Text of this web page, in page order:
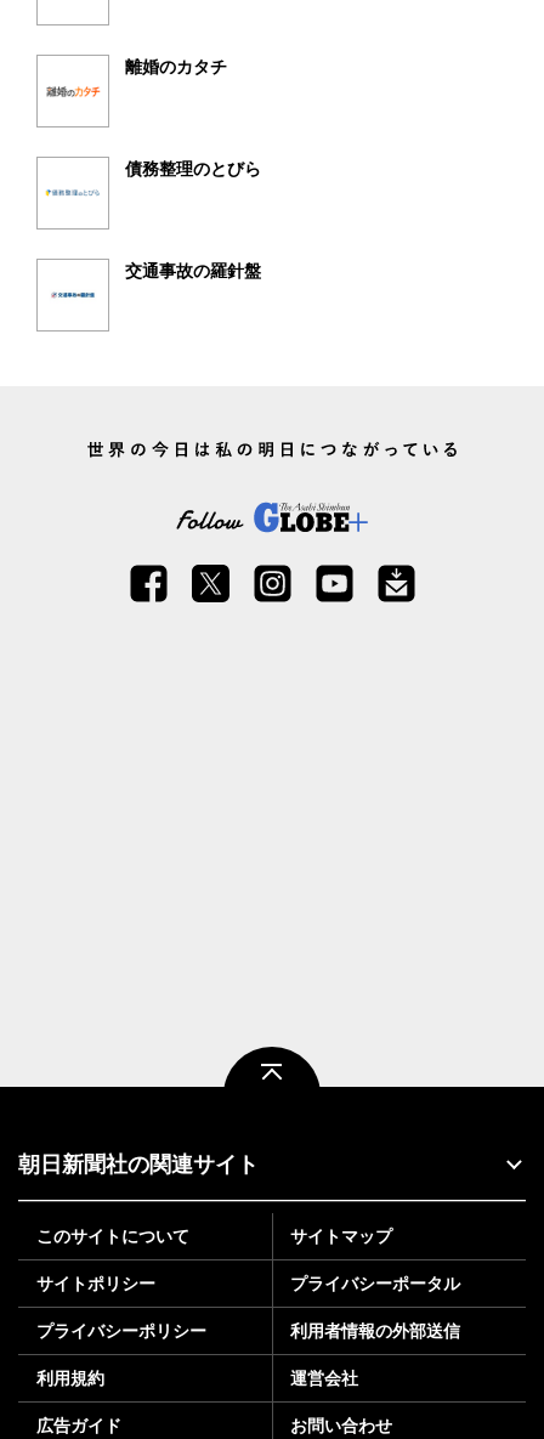
離婚のカタチ
債務整理のとびら
交通事故の羅針盤
朝日新聞社の関連サイト
このサイトについて サイトマップ
サイトポリシー プライバシーポータル
プライバシーポリシー 利用者情報の外部送信
利用規約 運営会社
広告ガイド お問い合わせ